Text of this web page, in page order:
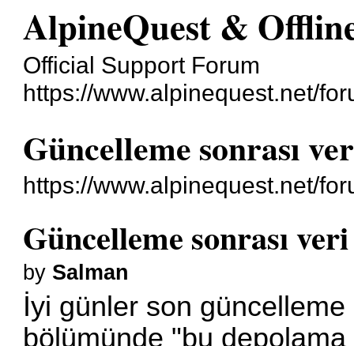
AlpineQuest &
Official Support Forum
https://www.alpinequest.net/
Güncelleme sonrası
https://www.alpinequest.net/
Güncelleme sonrası
by Salman
İyi günler son
bölümünde "bu depolama